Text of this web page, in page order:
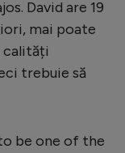
David are 19
mai poate
calități
trebuie să
be one of the